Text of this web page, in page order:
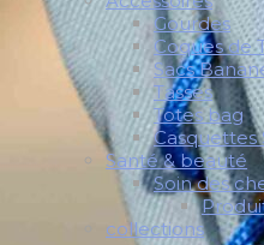
Gourdes
Coques de
Sacs
Tasses
Totes bag
Casquettes
Santé & beauté
Soin des
collections